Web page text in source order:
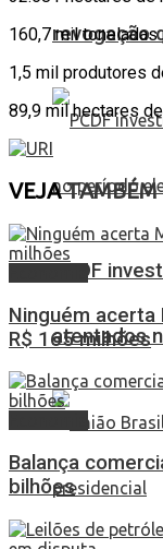
revogação
PCDF
atentados
160,7 mil
1,5 mil produtores
89,9 mil hectares
VEJATAMBÉM
Ninguém acerta
R$ 165 milhões
Balança
bilhões